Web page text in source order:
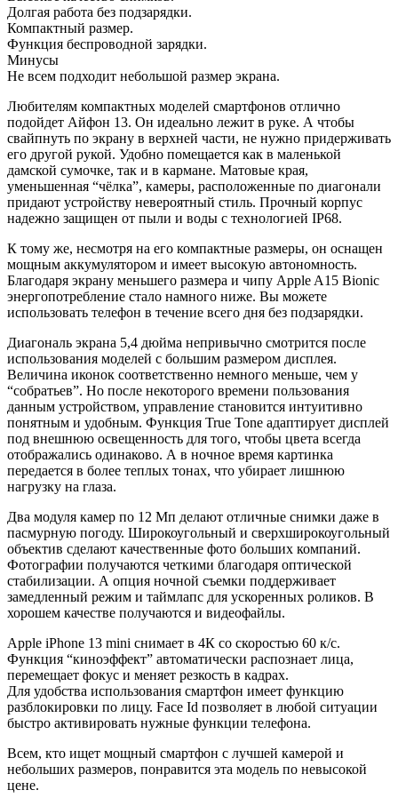
Долгая работа без подзарядки.
Компактный размер.
Функция беспроводной зарядки.
Минусы
Не всем подходит небольшой размер экрана.
Любителям компактных моделей смартфонов отлично
подойдет Айфон 13. Он идеально лежит в руке. А чтобы
свайпнуть по экрану в верхней части, не нужно придерживать
его другой рукой. Удобно помещается как в маленькой
дамской сумочке, так и в кармане. Матовые края,
уменьшенная “чёлка”, камеры, расположенные по диагонали
придают устройству невероятный стиль. Прочный корпус
надежно защищен от пыли и воды с технологией IP68.
К тому же, несмотря на его компактные размеры, он оснащен
мощным аккумулятором и имеет высокую автономность.
Благодаря экрану меньшего размера и чипу Apple A15 Bionic
энергопотребление стало намного ниже. Вы можете
использовать телефон в течение всего дня без подзарядки.
Диагональ экрана 5,4 дюйма непривычно смотрится после
использования моделей с большим размером дисплея.
Величина иконок соответственно немного меньше, чем у
“собратьев”. Но после некоторого времени пользования
данным устройством, управление становится интуитивно
понятным и удобным. Функция True Tone адаптирует дисплей
под внешнюю освещенность для того, чтобы цвета всегда
отображались одинаково. А в ночное время картинка
передается в более теплых тонах, что убирает лишнюю
нагрузку на глаза.
Два модуля камер по 12 Мп делают отличные снимки даже в
пасмурную погоду. Широкоугольный и сверхширокоугольный
объектив сделают качественные фото больших компаний.
Фотографии получаются четкими благодаря оптической
стабилизации. А опция ночной съемки поддерживает
замедленный режим и таймлапс для ускоренных роликов. В
хорошем качестве получаются и видеофайлы.
Apple iPhone 13 mini снимает в 4К со скоростью 60 к/с.
Функция “киноэффект” автоматически распознает лица,
перемещает фокус и меняет резкость в кадрах.
Для удобства использования смартфон имеет функцию
разблокировки по лицу. Face Id позволяет в любой ситуации
быстро активировать нужные функции телефона.
Всем, кто ищет мощный смартфон с лучшей камерой и
небольших размеров, понравится эта модель по невысокой
цене.